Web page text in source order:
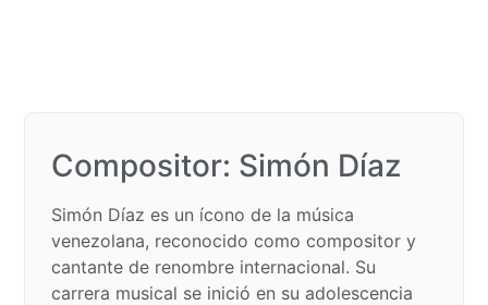
Compositor: Simón Díaz​
Simón Díaz es un ícono de la música
venezolana, reconocido como compositor y
cantante de renombre internacional. Su
carrera musical se inició en su adolescencia